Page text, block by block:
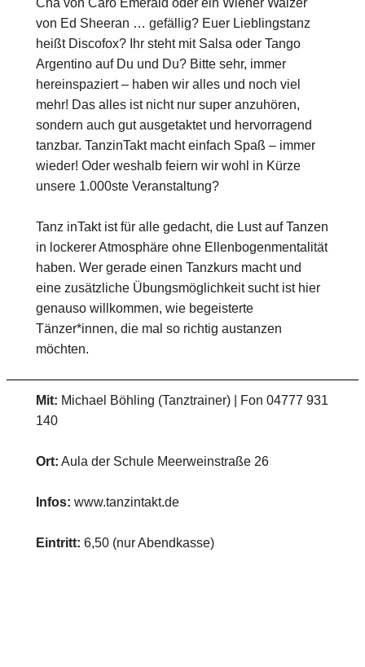
Cha von Caro Emerald oder ein Wiener Walzer
von Ed Sheeran … gefällig? Euer Lieblingstanz
heißt Discofox? Ihr steht mit Salsa oder Tango
Argentino auf Du und Du? Bitte sehr, immer
hereinspaziert – haben wir alles und noch viel
mehr! Das alles ist nicht nur super anzuhören,
sondern auch gut ausgetaktet und hervorragend
tanzbar. TanzinTakt macht einfach Spaß – immer
wieder! Oder weshalb feiern wir wohl in Kürze
unsere 1.000ste Veranstaltung?
Tanz inTakt ist für alle gedacht, die Lust auf Tanzen
in lockerer Atmosphäre ohne Ellenbogenmentalität
haben. Wer gerade einen Tanzkurs macht und
eine zusätzliche Übungsmöglichkeit sucht ist hier
genauso willkommen, wie begeisterte
Tänzer*innen, die mal so richtig austanzen
möchten.
Mit: Michael Böhling (Tanztrainer) | Fon 04777 931
140
Ort: Aula der Schule Meerweinstraße 26
Infos: www.tanzintakt.de
Eintritt: 6,50 (nur Abendkasse)